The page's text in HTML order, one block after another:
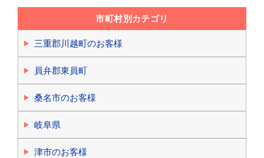
市町村別カテゴリ
三重郡川越町のお客様
員弁郡東員町
桑名市のお客様
岐阜県
津市のお客様